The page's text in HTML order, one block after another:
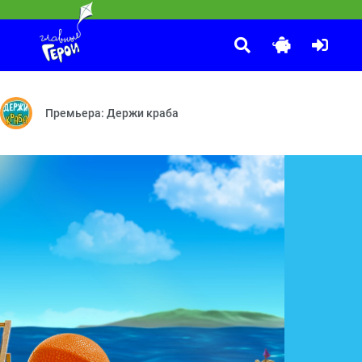
и конфеты — Основной инстинкт
ВОЛШЕБСТВА. Сказочный патруль
дел мастерица — Доспехи богатыря — Баю-бай, Сказочник! —
Премьера: Держи краба